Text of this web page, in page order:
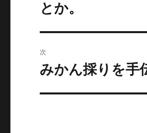
ナ
ゲ
ー
投
稿:
とか。
次
次
投
みかん採りを手